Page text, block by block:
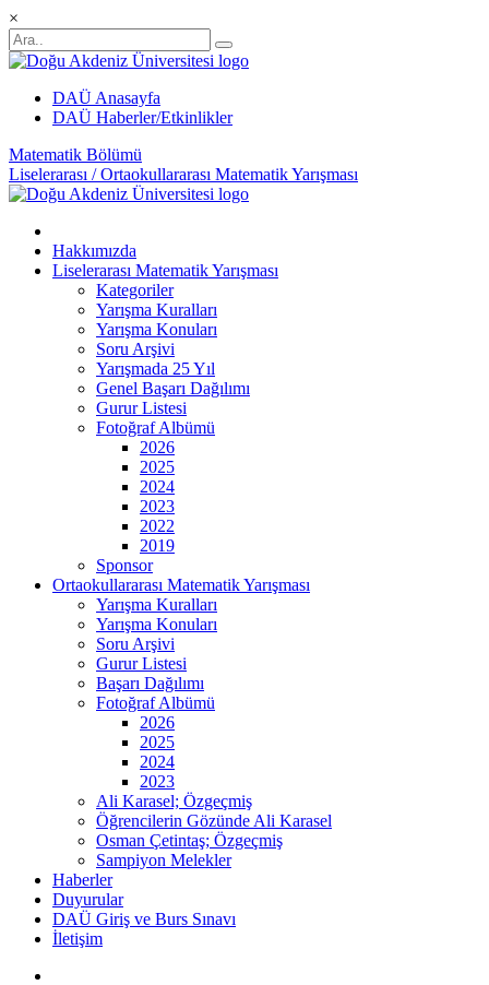
×
DAÜ Anasayfa
DAÜ Haberler/Etkinlikler
Matematik Bölümü
Liselerarası / Ortaokullararası Matematik Yarışması
Hakkımızda
Liselerarası Matematik Yarışması
Kategoriler
Yarışma Kuralları
Yarışma Konuları
Soru Arşivi
Yarışmada 25 Yıl
Genel Başarı Dağılımı
Gurur Listesi
Fotoğraf Albümü
2026
2025
2024
2023
2022
2019
Sponsor
Ortaokullararası Matematik Yarışması
Yarışma Kuralları
Yarışma Konuları
Soru Arşivi
Gurur Listesi
Başarı Dağılımı
Fotoğraf Albümü
2026
2025
2024
2023
Ali Karasel; Özgeçmiş
Öğrencilerin Gözünde Ali Karasel
Osman Çetintaş; Özgeçmiş
Sampiyon Melekler
Haberler
Duyurular
DAÜ Giriş ve Burs Sınavı
İletişim